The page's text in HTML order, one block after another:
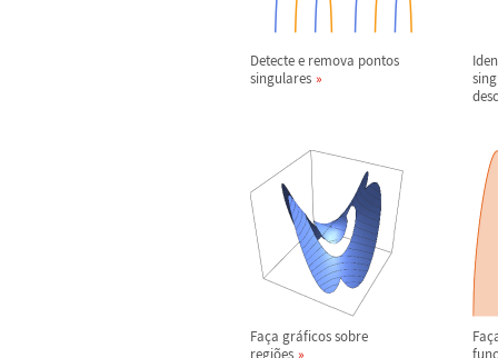
Detecte e remova pontos
singulares
Faça gráficos sobre
regiões
Faç
funç